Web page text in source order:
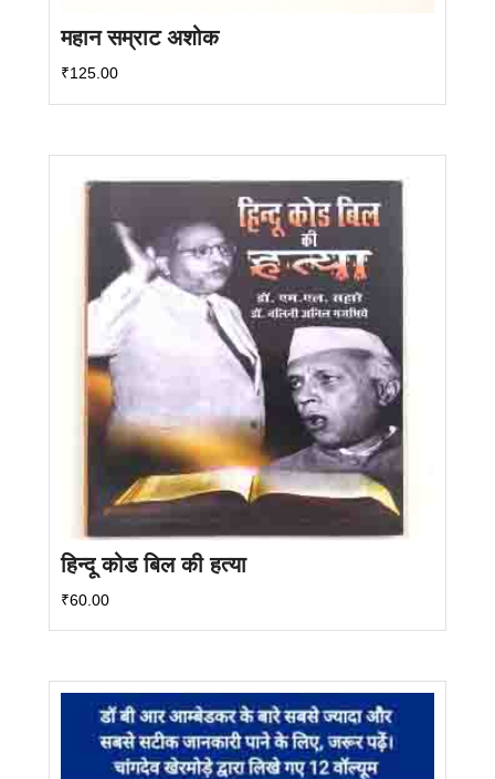
महान सम्राट अशोक
₹125.00
हिन्दू कोड बिल की हत्या
₹60.00